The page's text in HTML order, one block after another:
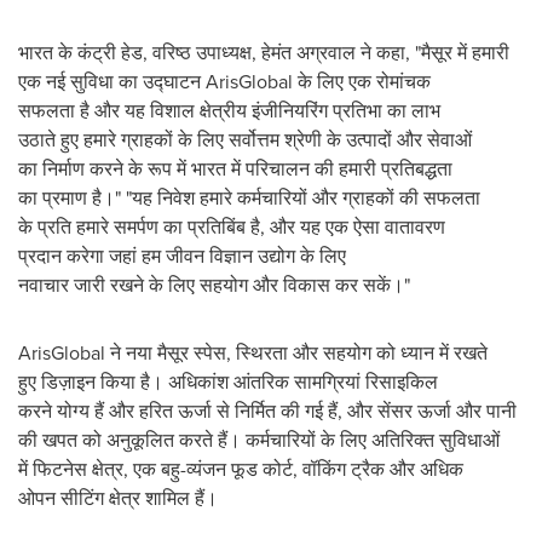
भारत के कंट्री हेड, वरिष्ठ उपाध्यक्ष, हेमंत अग्रवाल ने कहा, "मैसूर में हमारी
एक नई सुविधा का उद्घाटन ArisGlobal के लिए एक रोमांचक
सफलता है और यह विशाल क्षेत्रीय इंजीनियरिंग प्रतिभा का लाभ
उठाते हुए हमारे ग्राहकों के लिए सर्वोत्तम श्रेणी के उत्पादों और सेवाओं
का निर्माण करने के रूप में भारत में परिचालन की हमारी प्रतिबद्धता
का प्रमाण है।" "यह निवेश हमारे कर्मचारियों और ग्राहकों की सफलता
के प्रति हमारे समर्पण का प्रतिबिंब है, और यह एक ऐसा वातावरण
प्रदान करेगा जहां हम जीवन विज्ञान उद्योग के लिए
नवाचार जारी रखने के लिए सहयोग और विकास कर सकें।"
ArisGlobal ने नया मैसूर स्पेस, स्थिरता और सहयोग को ध्यान में रखते
हुए डिज़ाइन किया है। अधिकांश आंतरिक सामग्रियां रिसाइकिल
करने योग्य हैं और हरित ऊर्जा से निर्मित की गई हैं, और सेंसर ऊर्जा और पानी
की खपत को अनुकूलित करते हैं। कर्मचारियों के लिए अतिरिक्त सुविधाओं
में फिटनेस क्षेत्र, एक बहु-व्यंजन फूड कोर्ट, वॉकिंग ट्रैक और अधिक
ओपन सीटिंग क्षेत्र शामिल हैं।